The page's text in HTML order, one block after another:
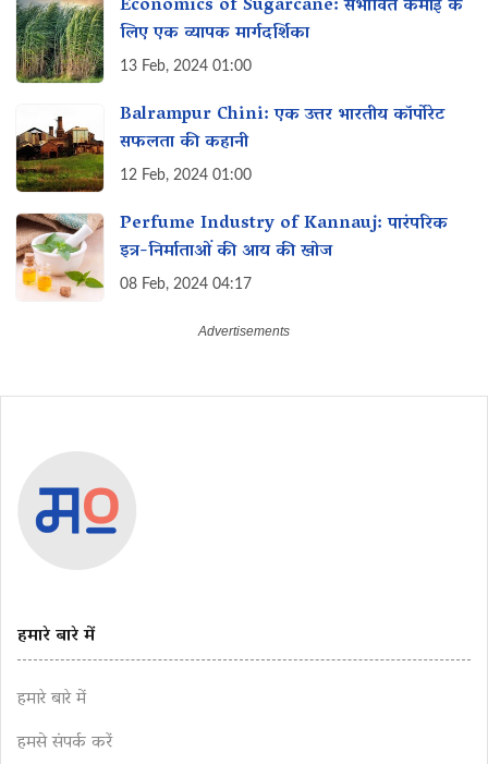
Economics of Sugarcane: संभावित कमाई के
लिए एक व्यापक मार्गदर्शिका
13 Feb, 2024 01:00
Balrampur Chini: एक उत्तर भारतीय कॉर्पोरेट
सफलता की कहानी
12 Feb, 2024 01:00
Perfume Industry of Kannauj: पारंपरिक
इत्र-निर्माताओं की आय की खोज
08 Feb, 2024 04:17
हमारे बारे में
हमारे बारे में
हमसे संपर्क करें